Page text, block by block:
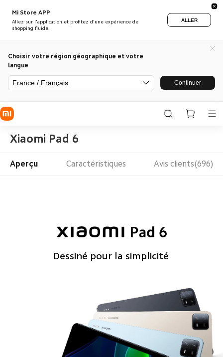
Mi Store APP
Allez sur l'application et profitez d'une expérience de
shopping fluide.
ALLER
Choisir votre région géographique et votre
langue
France / Français Continuer
Xiaomi Pad 6
Aperçu Caractéristiques Avis clients(696)
Dessiné pour la simplicité